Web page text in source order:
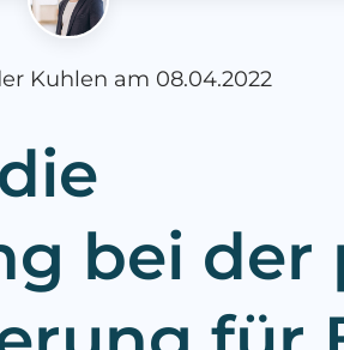
Kuhlen am 08.04.2022
bei der